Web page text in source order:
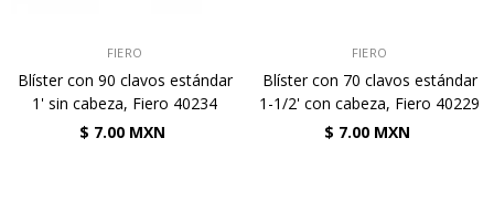
FIERO
Blíster con 90 clavos estándar
1' sin cabeza, Fiero 40234
$ 7.00 MXN
FIERO
Blíster con 70 clavos estándar
1-1/2' con cabeza, Fiero 40229
$ 7.00 MXN